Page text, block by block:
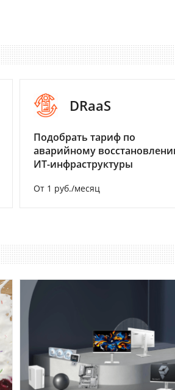
DRaaS
Подобрать тариф по
аварийному
ИТ-инфраструктуры
От 1 руб./месяц